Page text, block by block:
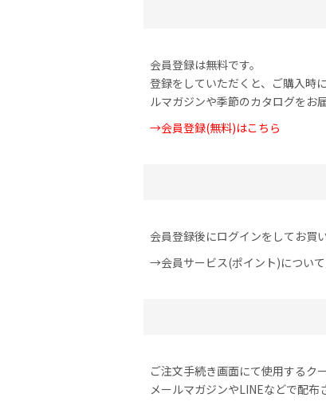
会員登録は無料です。
登録をしていただくと、ご購入時
ルマガジンや季節のカタログをお
→会員登録(無料)はこちら
会員登録後にログインをしてお買
→会員サービス(ポイント)につい
ご注文手続き画面にて使用するク
メールマガジンやLINEなどで配布